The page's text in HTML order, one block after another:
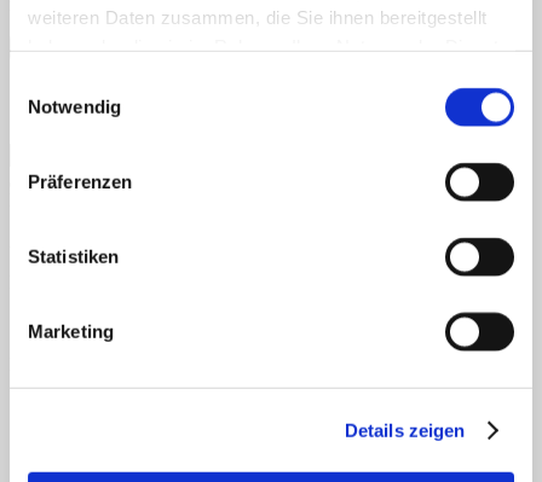
weiteren Daten zusammen, die Sie ihnen bereitgestellt
Notwendig
Präferenzen
Statistiken
Marketing
Details zeigen
Ich möchte mich zum Newsletter anmelden
Keine Kategorien
WordPress.org